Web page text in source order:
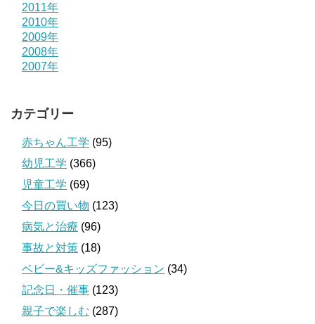
2011年
2010年
2009年
2008年
2007年
カテゴリー
赤ちゃん工学 (95)
幼児工学 (366)
児童工学 (69)
今日の買い物 (123)
病気と治療 (96)
事故と対策 (18)
ベビー&キッズファッション (34)
記念日・催事 (123)
親子で楽しむ (287)